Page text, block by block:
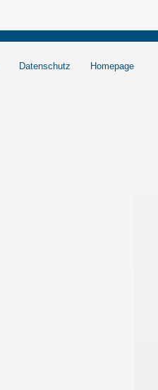
Datenschutz Homepage